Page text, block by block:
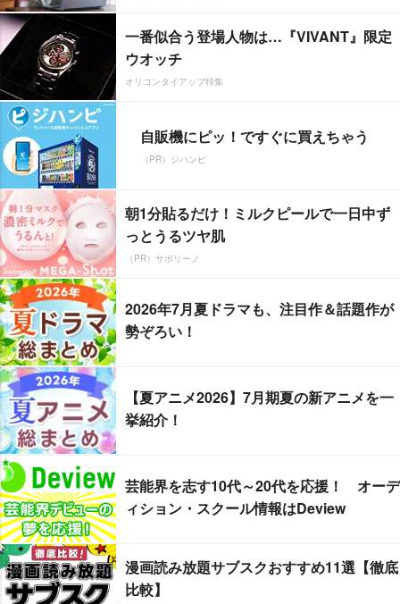
一番似合う登場人物は…『VIVANT』限定
ウオッチ
オリコンタイアップ特集
自販機にピッ！ですぐに買えちゃう
（PR）ジハンピ
朝1分貼るだけ！ミルクピールで一日中ず
っとうるツヤ肌
（PR）サボリーノ
2026年7月夏ドラマも、注目作＆話題作が
勢ぞろい！
【夏アニメ2026】7月期夏の新アニメを一
挙紹介！
芸能界を志す10代～20代を応援！ オーデ
ィション・スクール情報はDeview
漫画読み放題サブスクおすすめ11選【徹底
比較】